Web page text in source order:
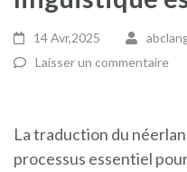
14 Avr,2025
Laisser un commentaire
La traduction du
processus essentiel